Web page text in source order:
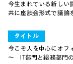
今生まれている新しい
共に座談会形式で議論
タイトル
今こそ人を中心にオフ
～ IT部門と総務部門